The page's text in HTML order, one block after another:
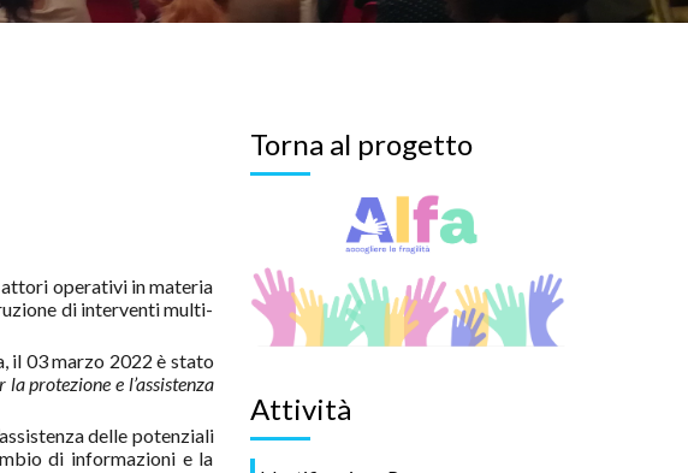
operativi in materia
di interventi multi-
il 03 marzo 2022 è stato
protezione e l’assistenza
delle potenziali
di informazioni e la
Torna al progetto
Attività